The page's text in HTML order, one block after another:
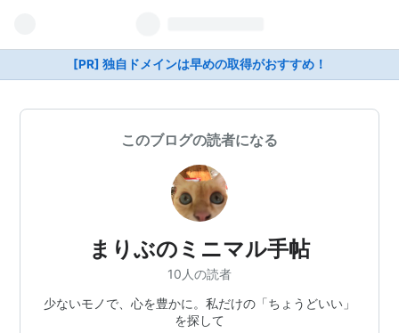
[PR] 独自ドメインは早めの取得がおすすめ！
このブログの読者になる
まりぶのミニマル手帖
10人の読者
少ないモノで、心を豊かに。私だけの「ちょうどいい」
を探して